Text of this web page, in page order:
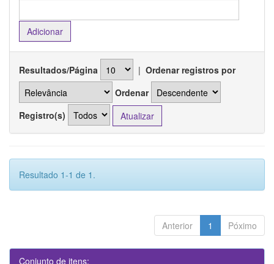
Resultados/Página | Ordenar registros por
Ordenar
Registro(s)
Resultado 1-1 de 1.
Anterior 1 Póximo
Conjunto de itens: